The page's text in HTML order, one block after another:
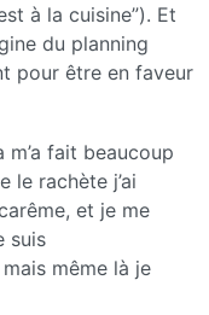
à la cuisine”). Et
du planning
pour être en faveur
m’a fait beaucoup
le rachète j’ai
et je me
suis
même là je